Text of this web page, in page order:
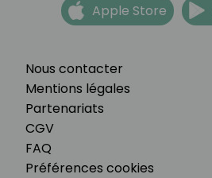
Nous contacter
Mentions légales
Partenariats
CGV
FAQ
Préférences cookies
Apple Store